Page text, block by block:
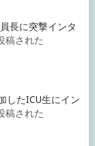
長に突撃インタ
稿された
したICU生にイン
稿された